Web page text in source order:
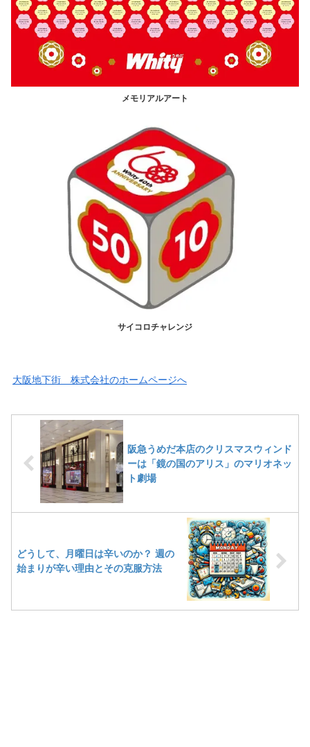
メモリアルアート
サイコロチャレンジ
大阪地下街 株式会社のホームページへ
阪急うめだ本店のクリスマスウィンド
ーは「鏡の国のアリス」のマリオネッ
ト劇場
どうして、月曜日は辛いのか？ 週の
始まりが辛い理由とその克服方法